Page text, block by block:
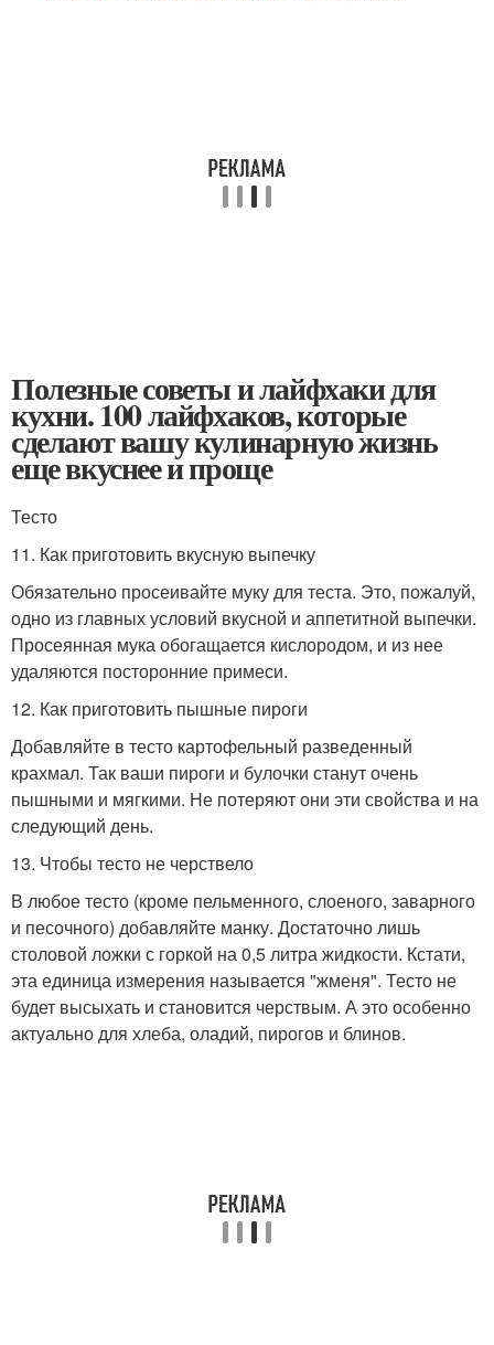
Полезные советы и лайфхаки для
кухни. 100 лайфхаков, которые
сделают вашу кулинарную жизнь
еще вкуснее и проще
Тесто
11. Как приготовить вкусную выпечку
Обязательно просеивайте муку для теста. Это, пожалуй,
одно из главных условий вкусной и аппетитной выпечки.
Просеянная мука обогащается кислородом, и из нее
удаляются посторонние примеси.
12. Как приготовить пышные пироги
Добавляйте в тесто картофельный разведенный
крахмал. Так ваши пироги и булочки станут очень
пышными и мягкими. Не потеряют они эти свойства и на
следующий день.
13. Чтобы тесто не черствело
В любое тесто (кроме пельменного, слоеного, заварного
и песочного) добавляйте манку. Достаточно лишь
столовой ложки с горкой на 0,5 литра жидкости. Кстати,
эта единица измерения называется "жменя". Тесто не
будет высыхать и становится черствым. А это особенно
актуально для хлеба, оладий, пирогов и блинов.